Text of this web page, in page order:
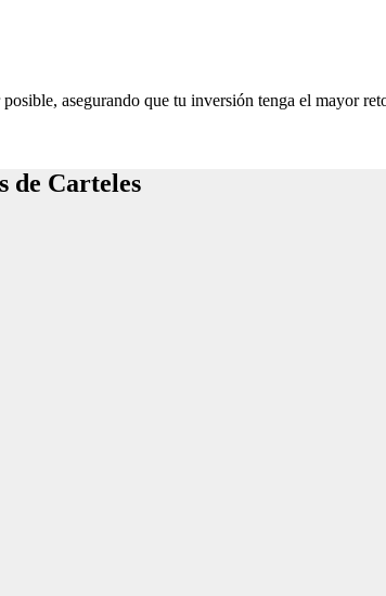
asegurando que tu inversión tenga el mayor
de Carteles